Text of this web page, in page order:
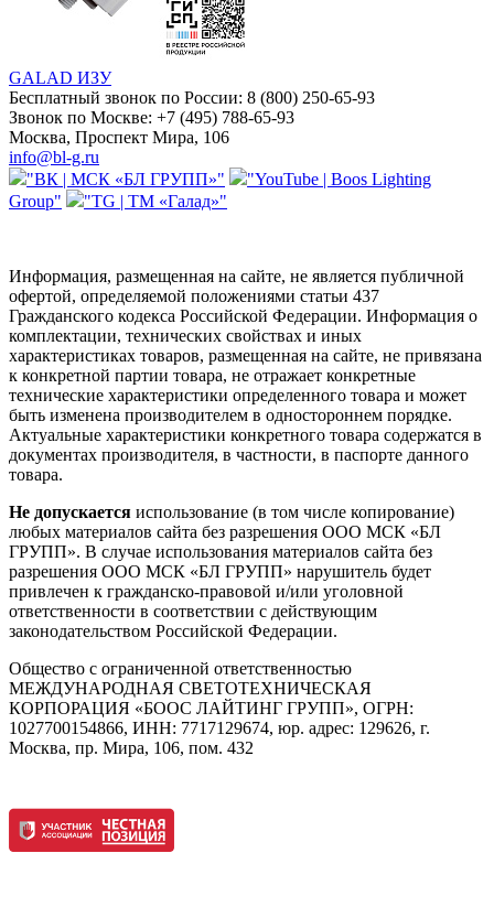
GALAD ИЗУ
Бесплатный звонок по России: 8 (800) 250-65-93
Звонок по Москве: +7 (495) 788-65-93
Москва, Проспект Мира, 106
info@bl-g.ru
"ВК | МСК «БЛ ГРУПП»"
"YouTube | Boos Lighting
Group"
"TG | ТМ «Галад»"
Информация, размещенная на сайте, не является публичной
офертой, определяемой положениями статьи 437
Гражданского кодекса Российской Федерации. Информация о
комплектации, технических свойствах и иных
характеристиках товаров, размещенная на сайте, не привязана
к конкретной партии товара, не отражает конкретные
технические характеристики определенного товара и может
быть изменена производителем в одностороннем порядке.
Актуальные характеристики конкретного товара содержатся в
документах производителя, в частности, в паспорте данного
товара.
Не допускается использование (в том числе копирование)
любых материалов сайта без разрешения ООО МСК «БЛ
ГРУПП». В случае использования материалов сайта без
разрешения ООО МСК «БЛ ГРУПП» нарушитель будет
привлечен к гражданско-правовой и/или уголовной
ответственности в соответствии с действующим
законодательством Российской Федерации.
Общество с ограниченной ответственностью
МЕЖДУНАРОДНАЯ СВЕТОТЕХНИЧЕСКАЯ
КОРПОРАЦИЯ «БООС ЛАЙТИНГ ГРУПП», ОГРН:
1027700154866, ИНН: 7717129674, юр. адрес: 129626, г.
Москва, пр. Мира, 106, пом. 432